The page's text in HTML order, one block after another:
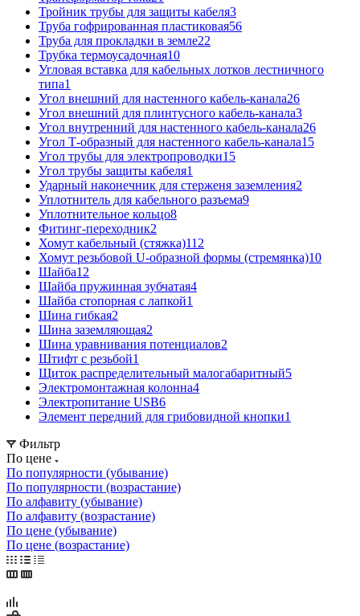
Тройник трубы для защиты кабеля3
Труба гофрированная пластиковая56
Труба для прокладки в земле22
Трубка термоусадочная10
Угловая вставка для кабельных лотков лестничного
типа1
Угол внешний для настенного кабель-канала26
Угол внешний для плинтусного кабель-канала3
Угол внутренний для настенного кабель-канала26
Угол Т-образный для настенного кабель-канала15
Угол трубы для электропроводки15
Угол трубы защиты кабеля1
Ударный наконечник для стерженя заземления2
Уплотнитель для кабельного разъема9
Уплотнительное кольцо8
Фитинг-переходник2
Хомут кабельный (стяжка)112
Хомут резьбовой U-образной формы (стремянка)10
Шайба12
Шайба пружинная зубчатая4
Шайба стопорная с лапкой1
Шина гибкая2
Шина заземляющая2
Шина уравнивания потенциалов2
Штифт с резьбой1
Щиток распределительный малогабаритный5
Электромонтажная колонна4
Электропитание USB6
Элемент передний для грибовидной кнопки1
Фильтр
По цене
По популярности (убывание)
По популярности (возрастание)
По алфавиту (убывание)
По алфавиту (возрастание)
По цене (убывание)
По цене (возрастание)